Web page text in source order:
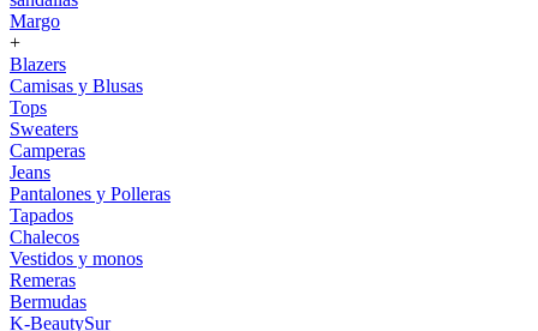
Margo
+
Blazers
Camisas y Blusas
Tops
Sweaters
Camperas
Jeans
Pantalones y Polleras
Tapados
Chalecos
Vestidos y monos
Remeras
Bermudas
K-BeautySur